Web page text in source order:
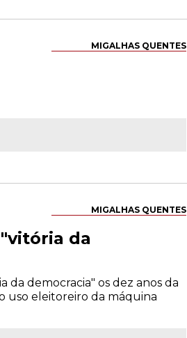
MIGALHAS QUENTES
MIGALHAS QUENTES
da
da democracia" os dez anos da
uso eleitoreiro da máquina